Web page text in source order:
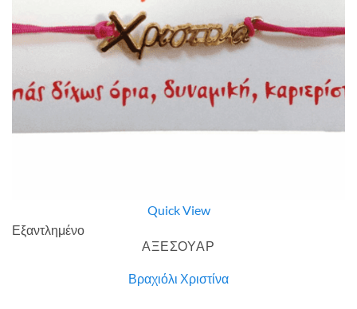
Quick View
Εξαντλημένο
ΑΞΕΣΟΥΑΡ
Βραχιόλι Χριστίνα